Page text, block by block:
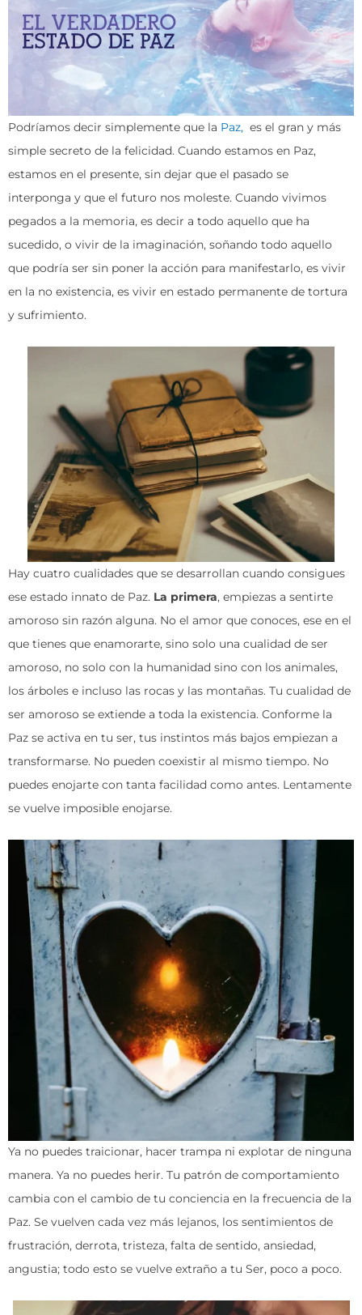
Podríamos decir simplemente que la Paz, es el gran y más
simple secreto de la felicidad. Cuando estamos en Paz,
estamos en el presente, sin dejar que el pasado se
interponga y que el futuro nos moleste. Cuando vivimos
pegados a la memoria, es decir a todo aquello que ha
sucedido, o vivir de la imaginación, soñando todo aquello
que podría ser sin poner la acción para manifestarlo, es vivir
en la no existencia, es vivir en estado permanente de tortura
y sufrimiento.
Hay cuatro cualidades que se desarrollan cuando consigues
ese estado innato de Paz. La primera, empiezas a sentirte
amoroso sin razón alguna. No el amor que conoces, ese en el
que tienes que enamorarte, sino solo una cualidad de ser
amoroso, no solo con la humanidad sino con los animales,
los árboles e incluso las rocas y las montañas. Tu cualidad de
ser amoroso se extiende a toda la existencia. Conforme la
Paz se activa en tu ser, tus instintos más bajos empiezan a
transformarse. No pueden coexistir al mismo tiempo. No
puedes enojarte con tanta facilidad como antes. Lentamente
se vuelve imposible enojarse.
Ya no puedes traicionar, hacer trampa ni explotar de ninguna
manera. Ya no puedes herir. Tu patrón de comportamiento
cambia con el cambio de tu conciencia en la frecuencia de la
Paz. Se vuelven cada vez más lejanos, los sentimientos de
frustración, derrota, tristeza, falta de sentido, ansiedad,
angustia; todo esto se vuelve extraño a tu Ser, poco a poco.